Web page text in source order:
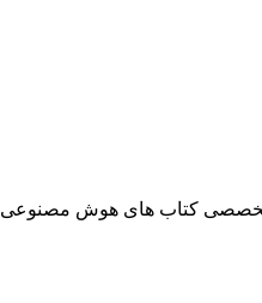
نشر تخصصی کتاب های هوش مصنوعی